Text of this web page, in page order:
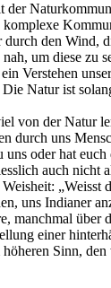
den Wind,
um diese zu
Verstehen
Natur ist
von der Natur
durch uns
oder hat
auch nicht
„Weisst
uns Indianer
manchmal über
einer
Sinn,